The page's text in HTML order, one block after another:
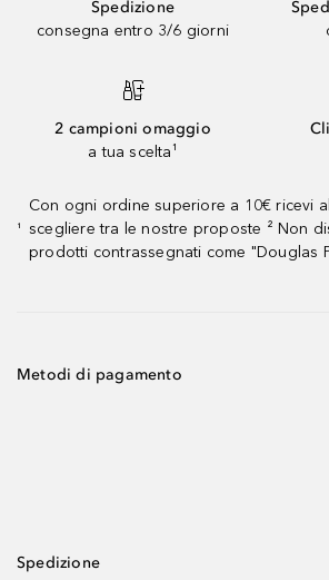
Spedizione
consegna entro 3/6 giorni
2 campioni omaggio
a tua scelta¹
¹
Con ogni ordine superiore a 10€ ricevi
scegliere tra le nostre proposte ² Non
prodotti contrassegnati come "Douglas
Metodi di pagamento
Spedizione